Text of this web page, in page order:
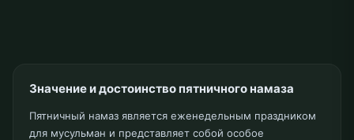
Значение и достоинство пятничного намаза
Пятничный намаз является еженедельным праздником
для мусульман и представляет собой особое